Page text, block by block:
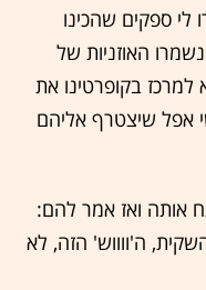
לי ספקים שהכינו
האוזניות של
בקופרטינו את
אפל שיצטרף אליהם
אותה ואז אמר להם:
ה'ווווש' הזה, לא